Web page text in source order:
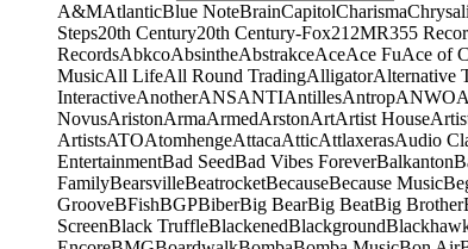
A&MAtlanticBlue NoteBrainCapitolCharisma
Steps20th Century20th Century-Fox21 2MR355
RecordsAbkcoAbsintheAbstrakceAceAce FuAce of
MusicAll LifeAll Round TradingAlligatorAlternative
InteractiveAnotherANSANTIAntillesAntropANWO
NovusAristonArmaArmedArstonArtArtist House
ArtistsATOAtomhengeAttacaAtticAttlaxerasAudio
EntertainmentBad SeedBad Vibes ForeverBalkanton
FamilyBearsvilleBeatrocketBecauseBecause Music
GrooveBFishBGPBiberBig BearBig BeatBig Brother
ScreenBlack TruffleBlackenedBlackground